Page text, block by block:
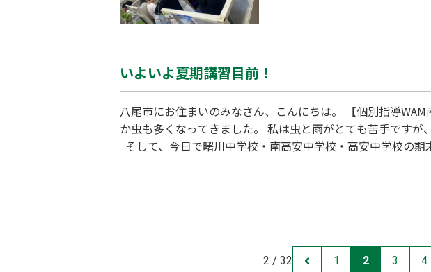
いよいよ夏期講習目前！
八尾市にお住まいのみなさん、こんにちは。 【個別指導
か虫も多くなってきました。 私は虫と雨がとても苦手です
そして、今日で曙川中学校・南高安中学校・高安中学校の
2 / 32 1 2 3 4